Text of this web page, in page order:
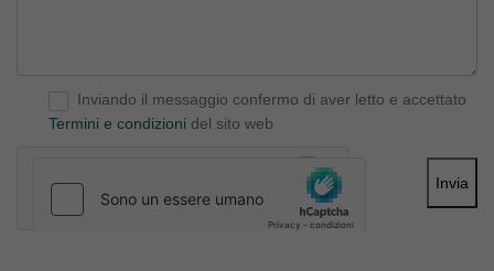
Inviando il messaggio confermo di aver letto e accettato
Termini e condizioni del sito web
Invia